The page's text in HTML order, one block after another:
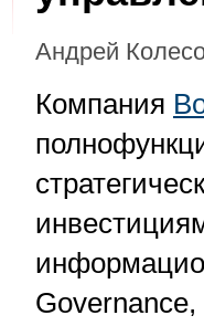
Андрей
Компания